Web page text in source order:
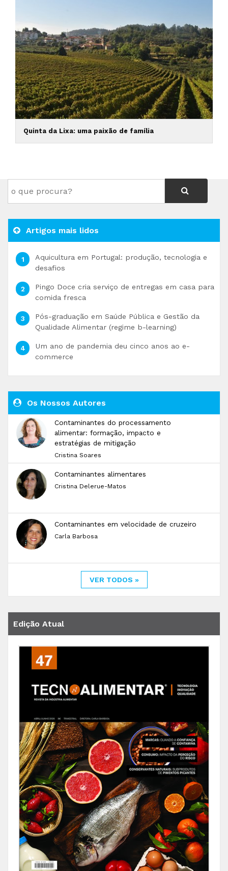
Quinta da Lixa: uma paixão de família
Artigos mais lidos
Aquicultura em Portugal: produção, tecnologia e
desafios
Pingo Doce cria serviço de entregas em casa para
comida fresca
Pós-graduação em Saúde Pública e Gestão da
Qualidade Alimentar (regime b-learning)
Um ano de pandemia deu cinco anos ao e-
commerce
Os Nossos Autores
Contaminantes do processamento
alimentar: formação, impacto e
estratégias de mitigação
Cristina Soares
Contaminantes alimentares
Cristina Delerue-Matos
Contaminantes em velocidade de cruzeiro
Carla Barbosa
VER TODOS »
Edição Atual